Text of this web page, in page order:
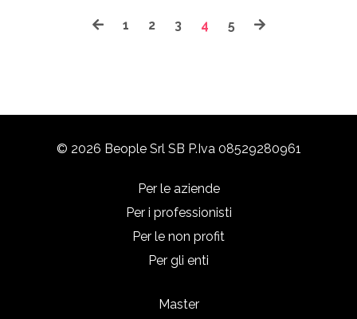
1 2 3 4 5
© 2026 Beople Srl SB P.Iva 08529280961
Per le aziende
Per i professionisti
Per le non profit
Per gli enti
Master